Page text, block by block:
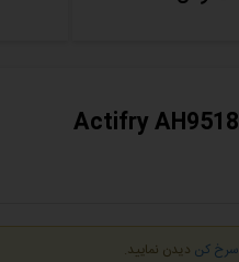
سرخ کن دیدن نمایید.